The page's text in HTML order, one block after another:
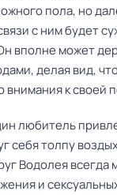
пола, но
с ним будет
вполне может
делая вид,
внимания к своей
любитель
себя толпу
Водолея всегда
и